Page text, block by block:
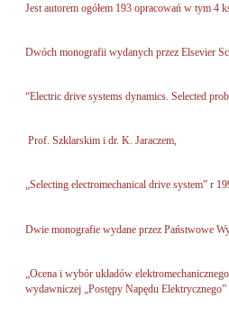
Jest autorem ogółem 193 opracowań w tym 4
Dwóch monografii wydanych przez Elsevier
“Electric drive systems dynamics. Selected
Prof. Szklarskim i dr. K. Jaraczem,
„Selecting electromechanical drive system” r
Dwie monografie wydane przez Państwowe
„Ocena i wybór układów
wydawniczej „Postępy Napędu